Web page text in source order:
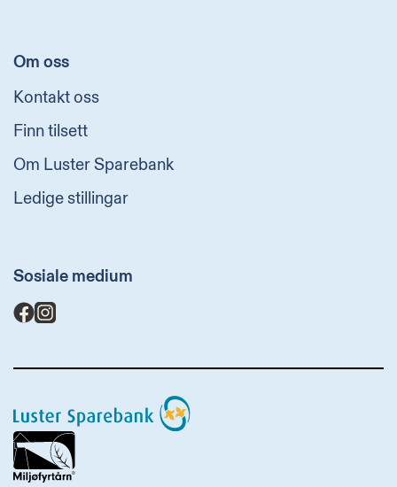
Om oss
Kontakt oss
Finn tilsett
Om Luster Sparebank
Ledige stillingar
Sosiale medium
Luster
Sparebank